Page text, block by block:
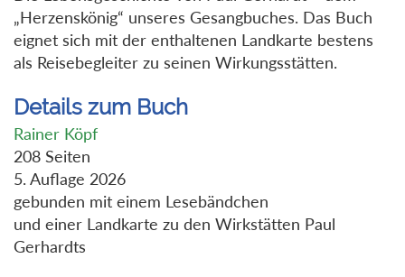
„Herzenskönig“ unseres Gesangbuches. Das Buch
eignet sich mit der enthaltenen Landkarte bestens
als Reisebegleiter zu seinen Wirkungsstätten.
Details zum Buch
Rainer Köpf
208 Seiten
5. Auflage 2026
gebunden mit einem Lesebändchen
und einer Landkarte zu den Wirkstätten Paul
Gerhardts